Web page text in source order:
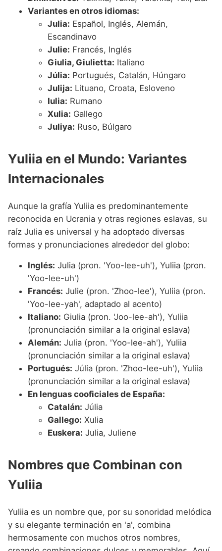
Variantes en otros idiomas:
Julia: Español, Inglés, Alemán,
Escandinavo
Julie: Francés, Inglés
Giulia, Giulietta: Italiano
Júlia: Portugués, Catalán, Húngaro
Julija: Lituano, Croata, Esloveno
Iulia: Rumano
Xulia: Gallego
Juliya: Ruso, Búlgaro
Yuliia en el Mundo: Variantes
Internacionales
Aunque la grafía Yuliia es predominantemente
reconocida en Ucrania y otras regiones eslavas, su
raíz Julia es universal y ha adoptado diversas
formas y pronunciaciones alrededor del globo:
Inglés: Julia (pron. 'Yoo-lee-uh'), Yuliia (pron.
'Yoo-lee-uh')
Francés: Julie (pron. 'Zhoo-lee'), Yuliia (pron.
'Yoo-lee-yah', adaptado al acento)
Italiano: Giulia (pron. 'Joo-lee-ah'), Yuliia
(pronunciación similar a la original eslava)
Alemán: Julia (pron. 'Yoo-lee-ah'), Yuliia
(pronunciación similar a la original eslava)
Portugués: Júlia (pron. 'Zhoo-lee-uh'), Yuliia
(pronunciación similar a la original eslava)
En lenguas cooficiales de España:
Catalán: Júlia
Gallego: Xulia
Euskera: Julia, Juliene
Nombres que Combinan con
Yuliia
Yuliia es un nombre que, por su sonoridad melódica
y su elegante terminación en 'a', combina
hermosamente con muchos otros nombres,